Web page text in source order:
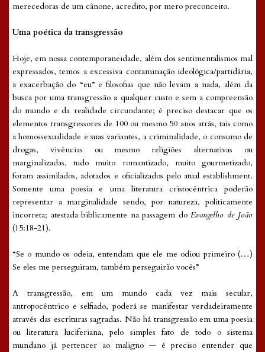
merecedoras de um cânone, acredito, por mero preconceito.
Uma poética da transgressão
Hoje, em nossa contemporaneidade, além dos sentimentalismos mal
expressados, temos a excessiva contaminação ideológica/partidária,
a exacerbação do “eu” e filosofias que não levam a nada, além da
busca por uma transgressão a qualquer custo e sem a compreensão
do mundo e da realidade circundante; é preciso destacar que os
elementos transgressores de 100 ou mesmo 50 anos atrás, tais como
a homossexualidade e suas variantes, a criminalidade, o consumo de
drogas, vivências ou mesmo religiões alternativas ou
marginalizadas, tudo muito romantizado, muito gourmetizado,
foram assimilados, adotados e oficializados pelo atual establishment.
Somente uma poesia e uma literatura cristocêntrica poderão
representar a marginalidade sendo, por natureza, politicamente
incorreta; atestada biblicamente na passagem do Evangelho de João
(15:18-21).
“Se o mundo os odeia, entendam que ele me odiou primeiro (…)
Se eles me perseguiram, também perseguirão vocês”
A transgressão, em um mundo cada vez mais secular,
antropocêntrico e selfiado, poderá se manifestar verdadeiramente
através das escrituras sagradas. Não há transgressão em uma poesia
ou literatura luciferiana, pelo simples fato de todo o sistema
mundano já pertencer ao maligno — é preciso entender que